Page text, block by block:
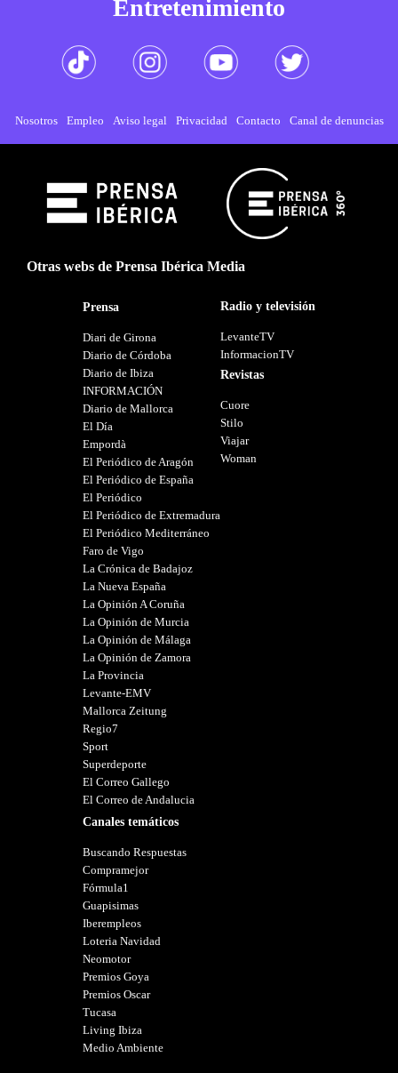
Entretenimiento
Nosotros Empleo Aviso legal Privacidad Contacto Canal de denuncias
Otras webs de Prensa Ibérica Media
Prensa
Diari de Girona
Diario de Córdoba
Diario de Ibiza
INFORMACIÓN
Diario de Mallorca
El Día
Empordà
El Periódico de Aragón
El Periódico de España
El Periódico
El Periódico de Extremadura
El Periódico Mediterráneo
Faro de Vigo
La Crónica de Badajoz
La Nueva España
La Opinión A Coruña
La Opinión de Murcia
La Opinión de Málaga
La Opinión de Zamora
La Provincia
Levante-EMV
Mallorca Zeitung
Regio7
Sport
Superdeporte
El Correo Gallego
El Correo de Andalucia
Canales temáticos
Buscando Respuestas
Compramejor
Fórmula1
Guapisimas
Iberempleos
Loteria Navidad
Neomotor
Premios Goya
Premios Oscar
Tucasa
Living Ibiza
Medio Ambiente
Radio y televisión
LevanteTV
InformacionTV
Revistas
Cuore
Stilo
Viajar
Woman